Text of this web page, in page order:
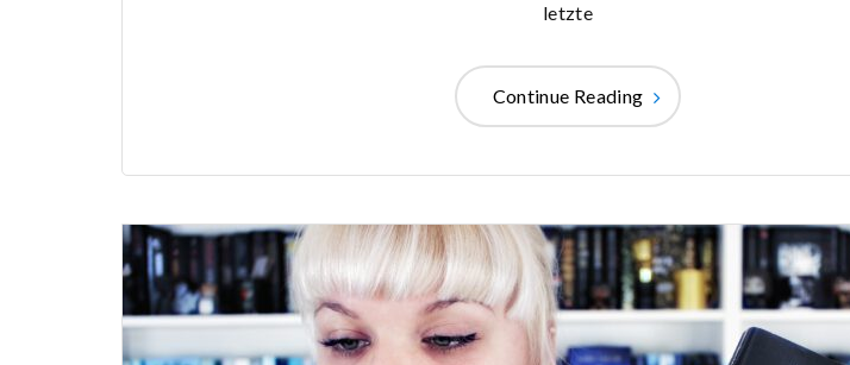
letzte
Continue Reading